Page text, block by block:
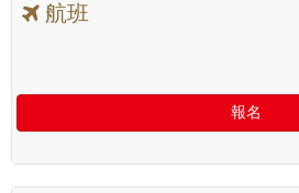
航班
報名